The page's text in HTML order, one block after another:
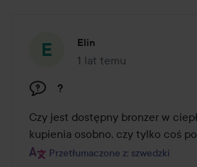
Elin
1 lat temu
Post został utworzony 1
?
Czy jest dostępny bronzer w
kupienia osobno, czy tylko coś
Przetłumaczone z: szwedzki